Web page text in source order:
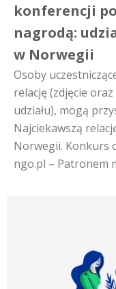
konferencji
nagrodą:
w Norwegii
Osoby
relację (zdjęcie
udziału), mogą
Najciekawszą
Norwegii. Konkurs
ngo.pl – Patronem